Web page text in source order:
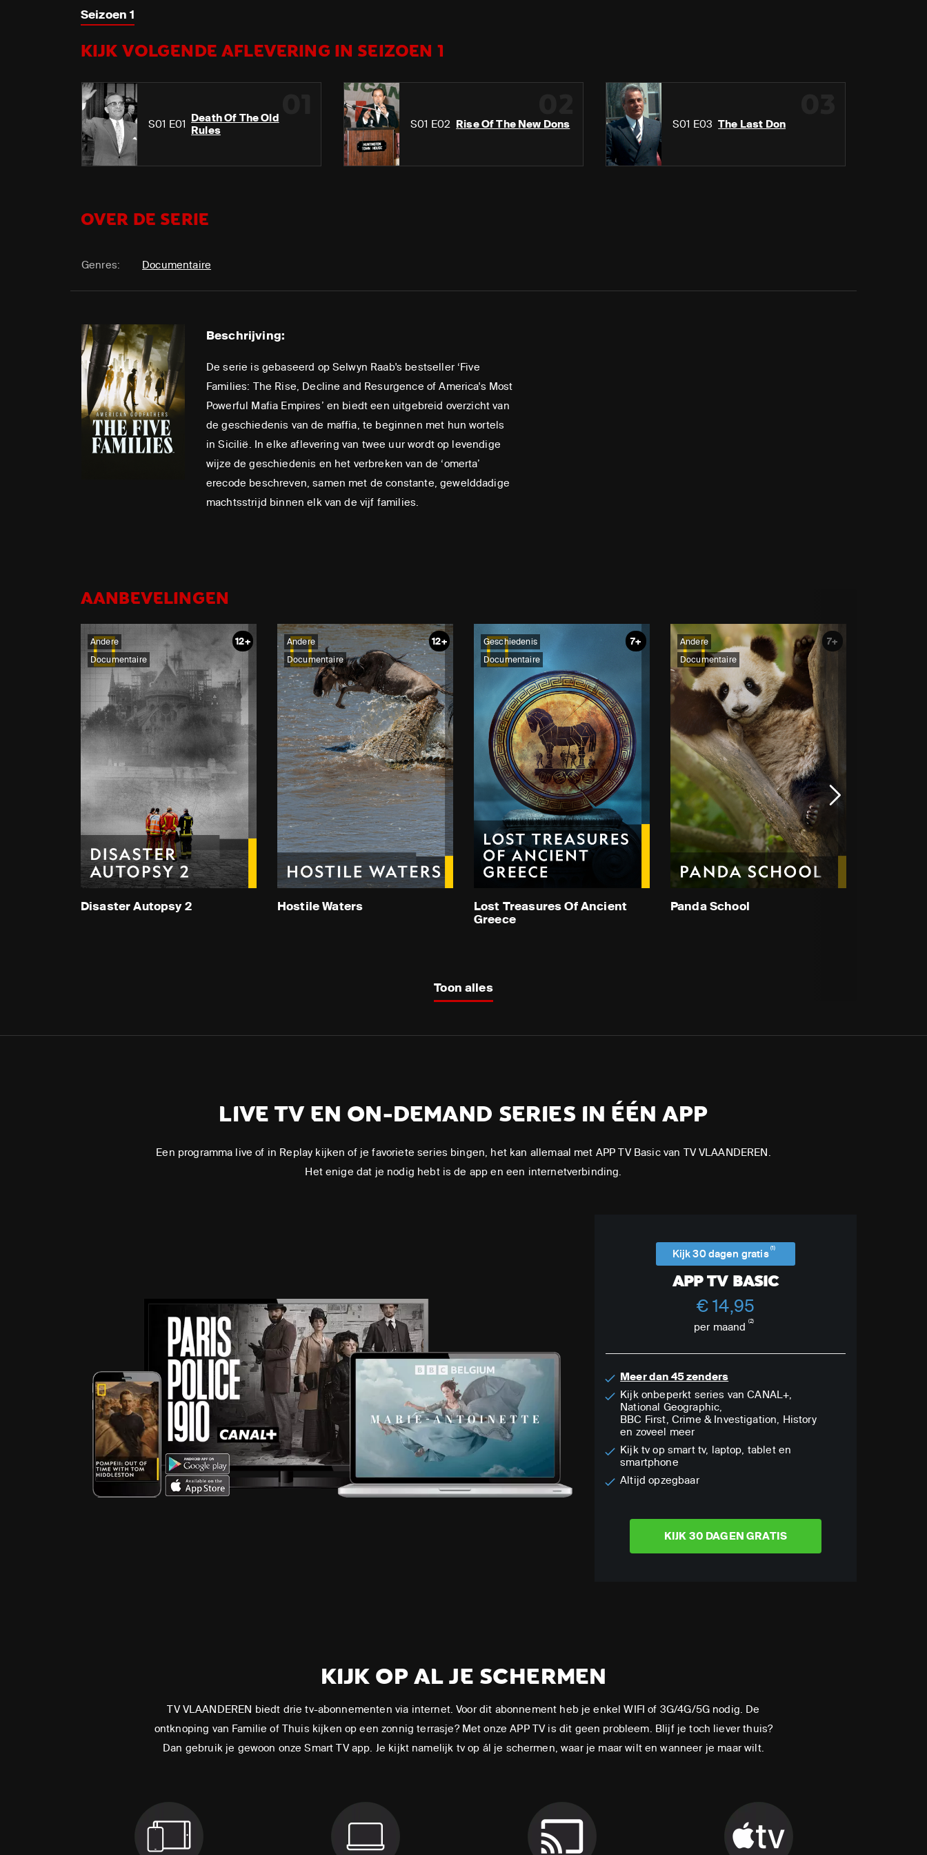
Seizoen 1
KIJK VOLGENDE AFLEVERING IN SEIZOEN 1
S01 E01 Death Of The Old
Rules
S01 E02 Rise Of The New Dons S01 E03 The Last Don
OVER DE SERIE
Genres: Documentaire
Beschrijving:
De serie is gebaseerd op Selwyn Raab's bestseller ‘Five
Families: The Rise, Decline and Resurgence of America's Most
Powerful Mafia Empires’ en biedt een uitgebreid overzicht van
de geschiedenis van de maffia, te beginnen met hun wortels
in Sicilië. In elke aflevering van twee uur wordt op levendige
wijze de geschiedenis en het verbreken van de ‘omerta’
erecode beschreven, samen met de constante, gewelddadige
machtsstrijd binnen elk van de vijf families.
AANBEVELINGEN
Andere
Documentaire
12+
Disaster Autopsy 2
Andere
Documentaire
12+
Hostile Waters
Geschiedenis
Documentaire
7+
Lost Treasures Of Ancient
Greece
Andere
Documentaire
7+
Panda School
Toon alles
LIVE TV EN ON-DEMAND SERIES IN ÉÉN APP
Een programma live of in Replay kijken of je favoriete series bingen, het kan allemaal met APP TV Basic van TV VLAANDEREN.
Het enige dat je nodig hebt is de app en een internetverbinding.
Kijk 30 dagen gratis(1)
APP TV BASIC
€ 14,95
per maand(2)
Meer dan 45 zenders
Kijk onbeperkt series van CANAL+,
National Geographic,
BBC First, Crime & Investigation, History
en zoveel meer
Kijk tv op smart tv, laptop, tablet en
smartphone
Altijd opzegbaar
KIJK 30 DAGEN GRATIS
KIJK OP AL JE SCHERMEN
TV VLAANDEREN biedt drie tv-abonnementen via internet. Voor dit abonnement heb je enkel WIFI of 3G/4G/5G nodig. De
ontknoping van Familie of Thuis kijken op een zonnig terrasje? Met onze APP TV is dit geen probleem. Blijf je toch liever thuis?
Dan gebruik je gewoon onze Smart TV app. Je kijkt namelijk tv op ál je schermen, waar je maar wilt en wanneer je maar wilt.